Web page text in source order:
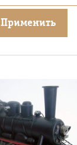
Применить